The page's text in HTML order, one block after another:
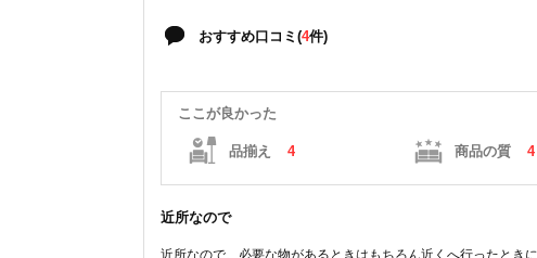
おすすめ口コミ(4件)
ここが良かった
品揃え 4 商品の質 4
近所なので
近所なので、必要な物があるときはもちろん近くへ行ったとき